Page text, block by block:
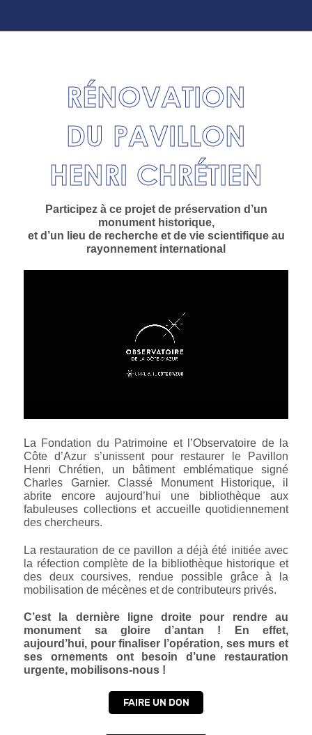
RÉNOVATION
DU PAVILLON
HENRI CHRÉTIEN
Participez à ce projet de préservation d’un
monument historique,
et d’un lieu de recherche et de vie scientifique au
rayonnement international
La Fondation du Patrimoine et l’Observatoire de la
Côte d’Azur s’unissent pour restaurer le Pavillon
Henri Chrétien, un bâtiment emblématique signé
Charles Garnier. Classé Monument Historique, il
abrite encore aujourd’hui une bibliothèque aux
fabuleuses collections et accueille quotidiennement
des chercheurs.
La restauration de ce pavillon a déjà été initiée avec
la réfection complète de la bibliothèque historique et
des deux coursives, rendue possible grâce à la
mobilisation de mécènes et de contributeurs privés.
C’est la dernière ligne droite pour rendre au
monument sa gloire d’antan ! En effet,
aujourd’hui, pour finaliser l’opération, ses murs et
ses ornements ont besoin d’une restauration
urgente, mobilisons-nous !
FAIRE UN DON